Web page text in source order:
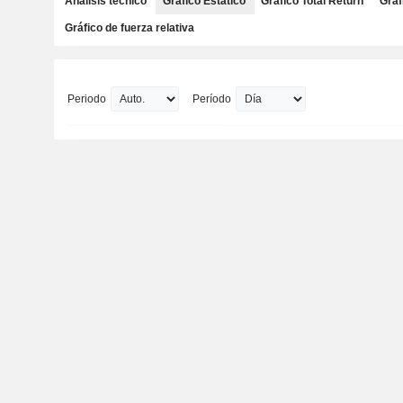
Gráfico de fuerza relativa
Periodo Período